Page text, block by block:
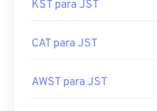
KST para JST
CAT para JST
AWST para JST